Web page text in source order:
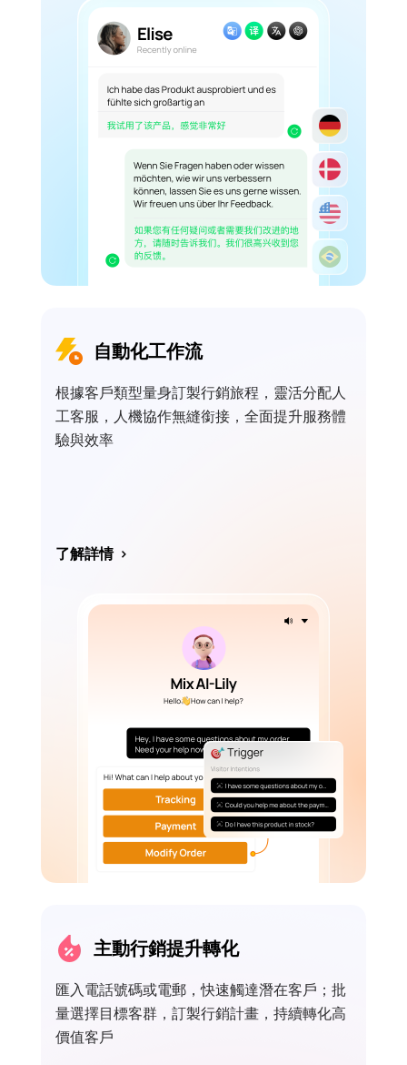
自動化工作流
根據客戶類型量身訂製行銷旅程，靈活分配人
工客服，人機協作無縫銜接，全面提升服務體
驗與效率
了解詳情 >
主動行銷提升轉化
匯入電話號碼或電郵，快速觸達潛在客戶；批
量選擇目標客群，訂製行銷計畫，持續轉化高
價值客戶